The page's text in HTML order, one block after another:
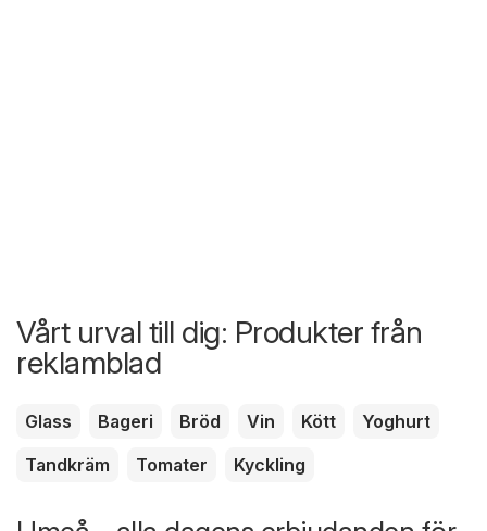
Vårt urval till dig: Produkter från
reklamblad
Glass Bageri Bröd Vin Kött
Yoghurt
Tandkräm
Tomater Kyckling